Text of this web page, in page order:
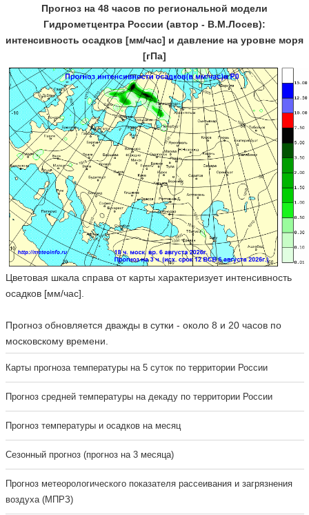
Прогноз на 48 часов по региональной модели
Гидрометцентра России (автор - В.М.Лосев):
интенсивность осадков [мм/час] и давление на уровне моря
[гПа]
Цветовая шкала справа от карты характеризует интенсивность
осадков [мм/час].
Прогноз обновляется дважды в сутки - около 8 и 20 часов по
московскому времени.
Карты прогноза температуры на 5 суток по территории России
Прогноз средней температуры на декаду по территории России
Прогноз температуры и осадков на месяц
Сезонный прогноз (прогноз на 3 месяца)
Прогноз метеорологического показателя рассеивания и загрязнения
воздуха (МПРЗ)